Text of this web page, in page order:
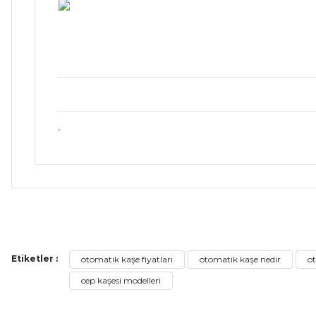
.
Ürün resmi kalitesiz, bozuk veya görüntülenemiyor.
Ürün açıklamasında eksik bilgiler bulunuyor.
Etiketler : otomatik kaşe fiyatları otomatik kaşe nedir
cep kaşesi modelleri